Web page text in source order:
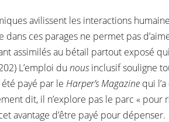
avilissent les interactions
ces parages ne permet pas
assimilés au bétail partout exposé
L’emploi du nousinclusif souligne
payé par le Harper’s Magazine qui
dit, il n’explore pas le parc « pour
avantage d’être payé pour